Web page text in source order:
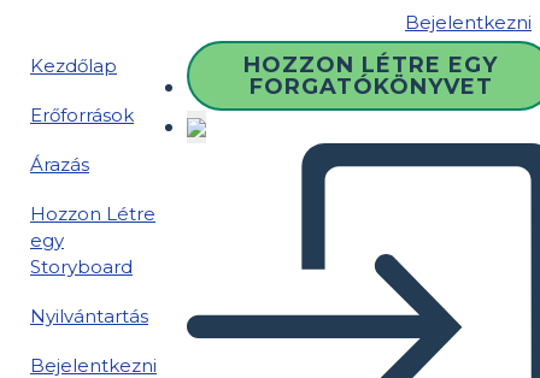
Bejelentkezni
Kezdőlap
Erőforrások
Árazás
Hozzon Létre
egy
Storyboard
Nyilvántartás
Bejelentkezni
HOZZON LÉTRE EGY
FORGATÓKÖNYVET